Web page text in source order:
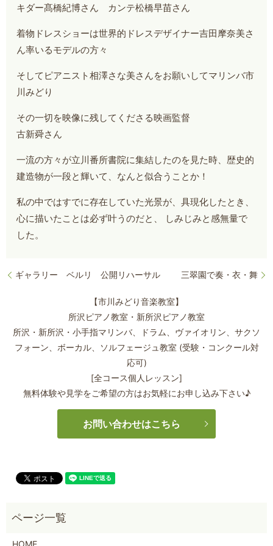
キダー髙橋紀博さん カンテ松橋早苗さん
着物ドレスショーは世界的ドレスデザイナー吉田摩奈美さ
ん率いるモデルの方々
そしてピアニスト相澤さな美さんをお願いしてマリンバ市
川みどり
その一切を映像に残してくださる映画監督
古新舜さん
一流の方々が立川番所書院に集結したのを見た時、 歴史的
建造物が一段と輝いて、なんと似合うことか！
私の中ではすでに存在していた光景が、具現化したとき、
心に描いたことは必ず叶うのだと、 しみじみと感無量で
した。
ギャラリー ベルリ 公開リハーサル 三翠園で奏・衣・舞
【市川みどり音楽教室】
所沢ピアノ教室・新所沢ピアノ教室
所沢・新所沢・小手指マリンバ、ドラム、ヴァイオリン、サクソ
フォーン、 ボーカル、ソルフェージュ教室 (受験・コンクール対
応可)
[全コース個人レッスン]
無料体験や見学をご希望の方はお気軽にお申し込み下さい♪
お問い合わせはこちら